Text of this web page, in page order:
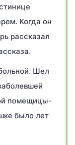
Когда он
рассказал
Шел
помещицы-
было лет